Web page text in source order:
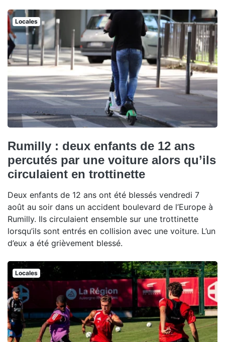
Locales
Rumilly : deux enfants de 12 ans
percutés par une voiture alors qu’ils
circulaient en trottinette
Deux enfants de 12 ans ont été blessés vendredi 7
août au soir dans un accident boulevard de l’Europe à
Rumilly. Ils circulaient ensemble sur une trottinette
lorsqu’ils sont entrés en collision avec une voiture. L’un
d’eux a été grièvement blessé.
Locales